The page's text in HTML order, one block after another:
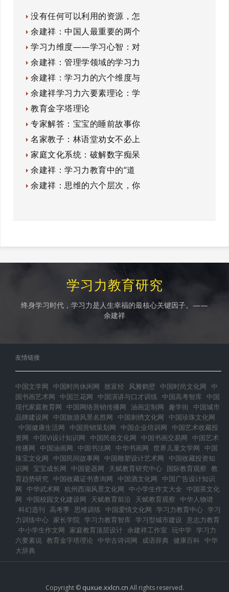
没有任何可以利用的资源，怎
余建祥：中国人最重要的两个
学习力维度——学习心智：对
余建祥：管理学领域的学习力
余建祥：学习力的六个维度与
余建祥学习力六要素理论：学
教育金字塔理论
专家解答：宝宝的睡前故事你
名家教子：林语堂劝女不必上
家庭文化系统：破解数字痴呆
余建祥：学习力教育中的“道
余建祥：思维的六个层次，你
学习力教育研究
终身学习时代，学习力是人生幸福的最核心关键因子。——
余建祥
友情链接
中国文学网 中国时尚休闲网 致富经 风雅鹤壁 中国时尚文化网
中
国书画艺术网
中国兰花网 中国演讲与口才训练 中国高考智库 中国
现代家庭教育网
中国网络营销传播网 油画定制网 趣学街
中国城市
品牌建设网
中国旅游风景名胜网 中国刺绣文化网
中国珍珠文化网
中国健康生活网
中国营销策划网 中国企业培训网
中国艺术收藏投
资网
中国VI设计知识网 中国民俗文化网 中国书画交易网
中国艺术
传播网
中国油画网 中国书法网 中华书画网 世界儿童文学网
中国
珠宝文化网
中国民间故事网 中国雕塑设计艺术网
中国收藏投资知
识网 宝宝成长网 中国瓷器网 天赋教育研究中心 国际教育观察 教
育趋势研究 中国收藏证书查询网 中国酒文化网
中国广告设计知识
网
中华武术网 杭州西湖风景文化网 中小学生作文大全
中国茶文化
网
中国校园文化建设网 天赋教育前沿 天赋教育观察
中华人物谱
科幻选刊
高考季 思维训练 中国爱情文化网 学习力教育中心 学习
力训练中心 家长学院 学习力教育智库 学习型城市建设 意志力教育
中小学生作文网
家庭教育顶层设计 余建祥工作室 玩中学 学习力
六要素说 教育金字塔理论 中华古诗词网 成语辞典 健康百科 中华
大辞典
Copyright © quxue.xxlcn.cn All rights reserved.